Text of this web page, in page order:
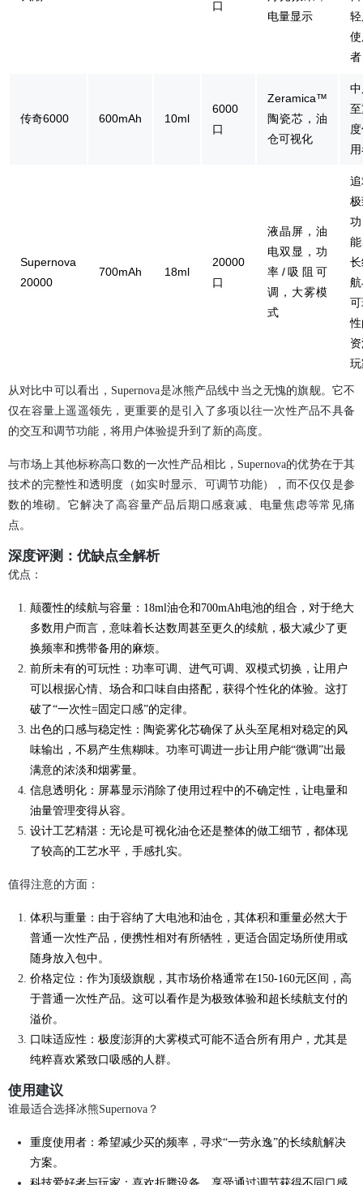
口
电量显示
者
传奇6000 600mAh 10ml
6000
口
Zeramica™
陶瓷芯，油
仓可视化
Supernova
20000
700mAh 18ml
20000
口
液晶屏，油
电双显，功
率/吸阻可
调，大雾模
式
功
从对比中可以看出，Supernova是冰熊产品线中当之无愧的旗舰。它不
仅在容量上遥遥领先，更重要的是引入了多项以往一次性产品不具备
的交互和调节功能，将用户体验提升到了新的高度。
与市场上其他标称高口数的一次性产品相比，Supernova的优势在于其
技术的完整性和透明度（如实时显示、可调节功能），而不仅仅是参
数的堆砌。它解决了高容量产品后期口感衰减、电量焦虑等常见痛
点。
深度评测：优缺点全解析
优点：
颠覆性的续航与容量：18ml油仓和700mAh电池的组合，对于绝大
多数用户而言，意味着长达数周甚至更久的续航，极大减少了更
换频率和携带备用的麻烦。
前所未有的可玩性：功率可调、进气可调、双模式切换，让用户
可以根据心情、场合和口味自由搭配，获得个性化的体验。这打
破了“一次性=固定口感”的定律。
出色的口感与稳定性：陶瓷雾化芯确保了从头至尾相对稳定的风
味输出，不易产生焦糊味。功率可调进一步让用户能“微调”出最
满意的浓淡和烟雾量。
信息透明化：屏幕显示消除了使用过程中的不确定性，让电量和
油量管理变得从容。
设计工艺精湛：无论是可视化油仓还是整体的做工细节，都体现
了较高的工艺水平，手感扎实。
值得注意的方面：
体积与重量：由于容纳了大电池和油仓，其体积和重量必然大于
普通一次性产品，便携性相对有所牺牲，更适合固定场所使用或
随身放入包中。
价格定位：作为顶级旗舰，其市场价格通常在150-160元区间，高
于普通一次性产品。这可以看作是为极致体验和超长续航支付的
溢价。
口味适应性：极度澎湃的大雾模式可能不适合所有用户，尤其是
纯粹喜欢紧致口吸感的人群。
使用建议
谁最适合选择冰熊Supernova？
重度使用者：希望减少买的频率，寻求“一劳永逸”的长续航解决
方案。